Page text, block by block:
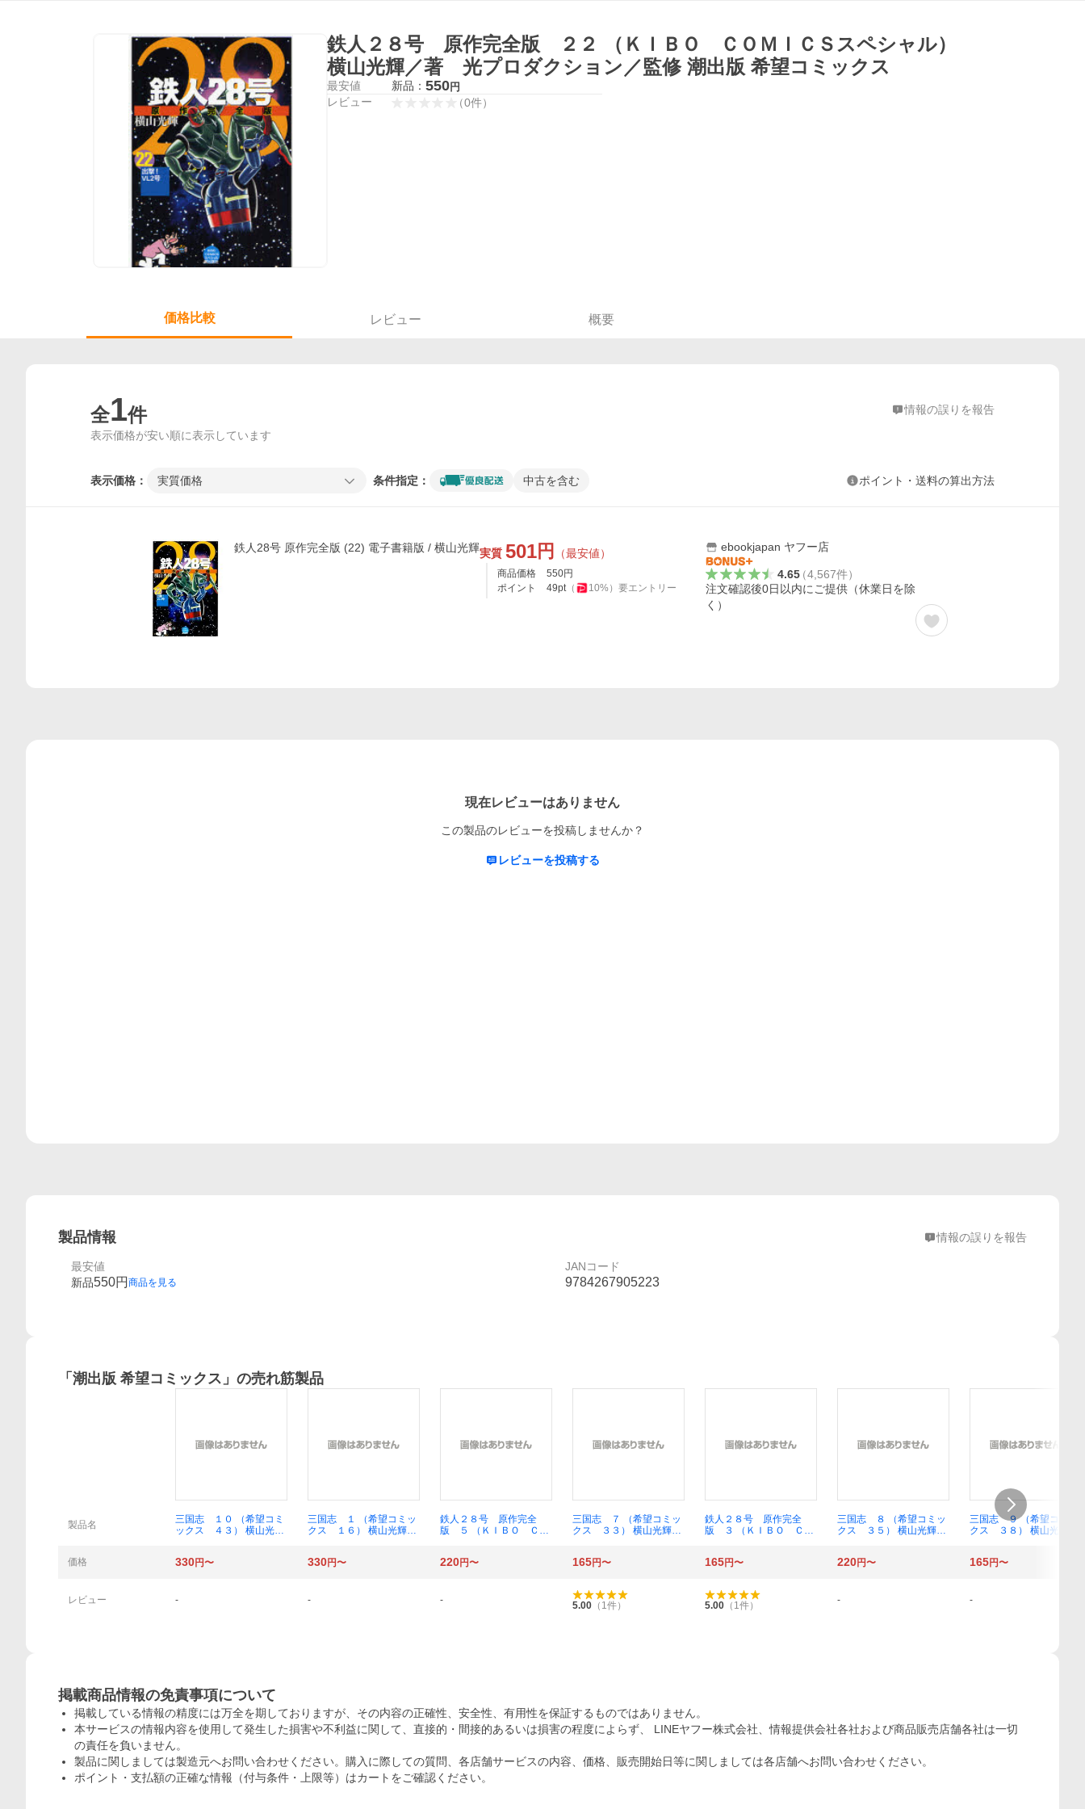
鉄人２８号 原作完全版 ２２ （ＫＩＢＯ ＣＯＭＩＣＳスペシャル）
横山光輝／著 光プロダクション／監修 潮出版 希望コミックス
最安値 新品： 550円
レビュー （0件）
価格比較 レビュー 概要
全1件 情報の誤りを報告
表示価格が安い順に表示しています
表示価格： 実質価格 条件指定： 中古を含む ポイント・送料の算出方法
鉄人28号 原作完全版 (22) 電子書籍版 / 横山光輝実質 501円 （最安値）
商品価格 550円
ポイント
49pt（ 10%） 要エントリー
ebookjapan ヤフー店
4.65（4,567件）
注文確認後0日以内にご提供（休業日を除
く）
現在レビューはありません
この製品のレビューを投稿しませんか？
レビューを投稿する
製品情報 情報の誤りを報告
最安値
新品550円 商品を見る
JANコード
9784267905223
「 潮出版 希望コミックス 」の売れ筋製品
製品名
三国志 １０ （希望コミ
ックス ４３） 横山光輝
三国志 １ （希望コミッ
クス １６） 横山光輝／
鉄人２８号 原作完全
版 ５ （ＫＩＢＯ ＣＯ
ション／監修
三国志 ７ （希望コミッ
クス ３３） 横山光輝／
鉄人２８号 原作完全
版 ３ （ＫＩＢＯ ＣＯ
ション／監修
三国志 ８ （希望コミッ
クス ３５） 横山光輝／
三国志 ９ （希望コミッ
クス ３８） 横山光輝／
価格
330円〜 330円〜 220円〜 165円〜 165円〜 220円〜 165円〜
レビュー - - - 5.00 （ 1件） 5.00 （ 1件） - -
掲載商品情報の免責事項について
掲載している情報の精度には万全を期しておりますが、その内容の正確性、安全性、有用性を保証するものではありません。
本サービスの情報内容を使用して発生した損害や不利益に関して、直接的・間接的あるいは損害の程度によらず、 LINEヤフー株式会社、情報提供会社各社および商品販売店舗各社は一切
の責任を負いません。
製品に関しましては製造元へお問い合わせください。購入に際しての質問、各店舗サービスの内容、価格、販売開始日等に関しましては各店舗へお問い合わせください。
ポイント・支払額の正確な情報（付与条件・上限等）はカートをご確認ください。